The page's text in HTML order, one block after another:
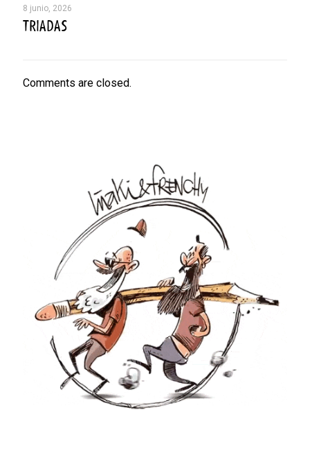
8 junio, 2026
TRIADAS
Comments are closed.